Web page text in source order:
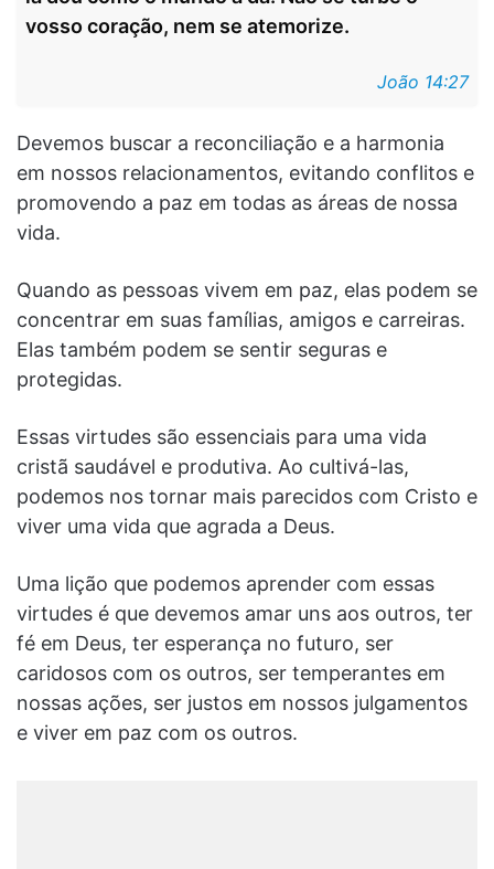
vosso coração, nem se atemorize.
João 14:27
Devemos buscar a reconciliação e a harmonia
em nossos relacionamentos, evitando conflitos e
promovendo a paz em todas as áreas de nossa
vida.
Quando as pessoas vivem em paz, elas podem se
concentrar em suas famílias, amigos e carreiras.
Elas também podem se sentir seguras e
protegidas.
Essas virtudes são essenciais para uma vida
cristã saudável e produtiva. Ao cultivá-las,
podemos nos tornar mais parecidos com Cristo e
viver uma vida que agrada a Deus.
Uma lição que podemos aprender com essas
virtudes é que devemos amar uns aos outros, ter
fé em Deus, ter esperança no futuro, ser
caridosos com os outros, ser temperantes em
nossas ações, ser justos em nossos julgamentos
e viver em paz com os outros.